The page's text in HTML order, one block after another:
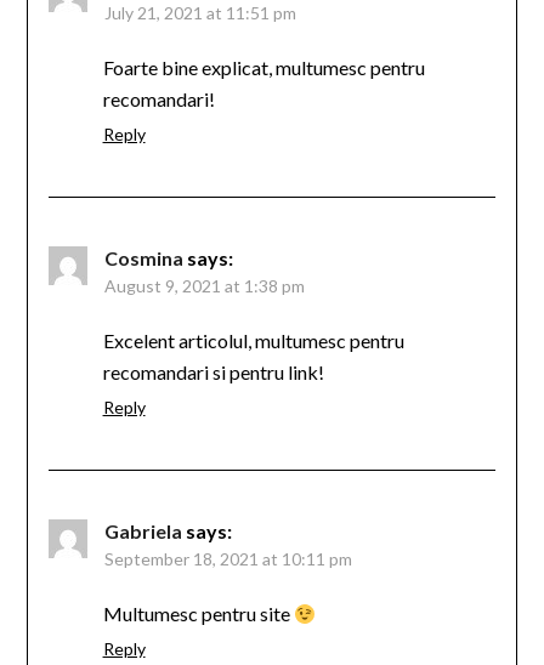
July 21, 2021 at 11:51 pm
Foarte bine explicat, multumesc pentru
recomandari!
Reply
Cosmina says:
August 9, 2021 at 1:38 pm
Excelent articolul, multumesc pentru
recomandari si pentru link!
Reply
Gabriela says:
September 18, 2021 at 10:11 pm
Multumesc pentru site
Reply